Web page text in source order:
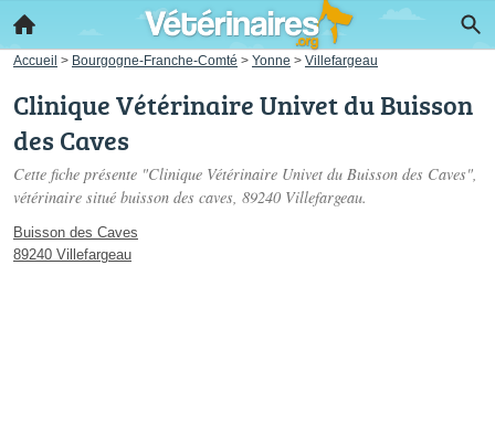
Accueil > Bourgogne-Franche-Comté > Yonne > Villefargeau
Clinique Vétérinaire Univet du Buisson
des Caves
Cette fiche présente "Clinique Vétérinaire Univet du Buisson des Caves",
vétérinaire situé buisson des caves, 89240 Villefargeau.
Buisson des Caves
89240 Villefargeau